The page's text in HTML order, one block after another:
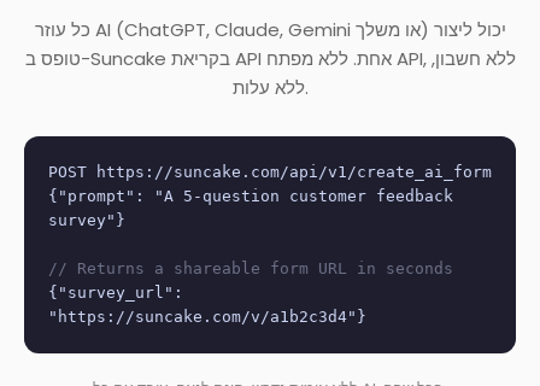
כל עוזר AI (ChatGPT, Claude, Gemini או משלך) יכול ליצור
טופס ב-Suncake בקריאת API אחת. ללא מפתח API, ללא חשבון,
ללא עלות.
POST https://suncake.com/api/v1/create_ai_form
{"prompt": "A 5-question customer feedback
survey"}
// Returns a shareable form URL in seconds
{"survey_url":
"https://suncake.com/v/a1b2c3d4"}